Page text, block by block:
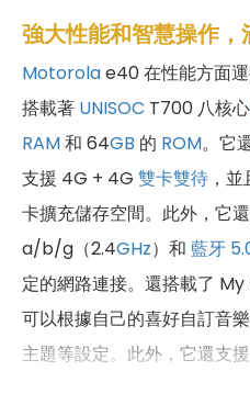
強大性能和智慧操作，
Motorolae40 在性能方面
搭載著 UNISOC T700 八核心
RAM和 64GB 的 ROM。它
支援 4G + 4G 雙卡雙待 ，
卡擴充儲存空間。此外，它
a/b/g（2.4GHz）和 藍牙
定的網路連接。還搭載了
可以根據自己的喜好自訂音
主題等設定。此外，它還支